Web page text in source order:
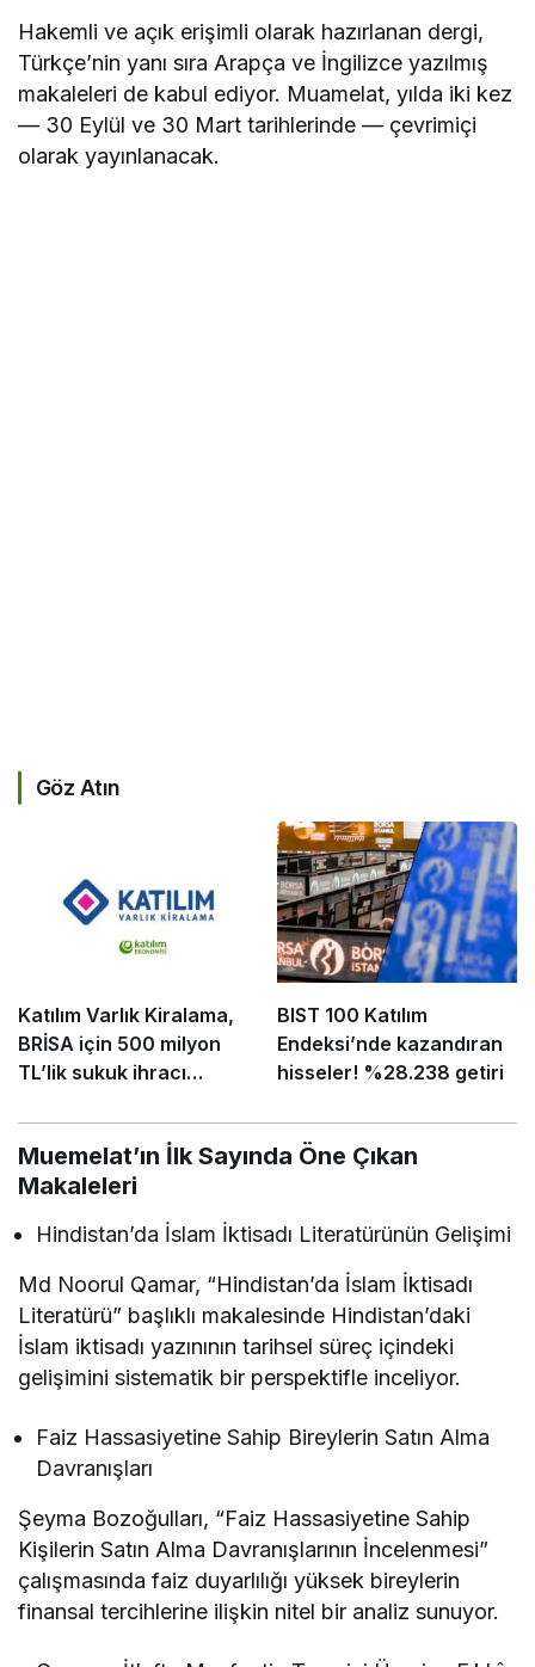
Hakemli ve açık erişimli olarak hazırlanan dergi,
Türkçe’nin yanı sıra Arapça ve İngilizce yazılmış
makaleleri de kabul ediyor. Muamelat, yılda iki kez
— 30 Eylül ve 30 Mart tarihlerinde — çevrimiçi
olarak yayınlanacak.
Göz Atın
Katılım Varlık Kiralama,
BRİSA için 500 milyon
TL’lik sukuk ihracı
BIST 100 Katılım
Endeksi’nde kazandıran
hisseler! %28.238 getiri
Muemelat’ın İlk Sayında Öne Çıkan
Makaleleri
Hindistan’da İslam İktisadı Literatürünün Gelişimi
Md Noorul Qamar, “Hindistan’da İslam İktisadı
Literatürü” başlıklı makalesinde Hindistan’daki
İslam iktisadı yazınının tarihsel süreç içindeki
gelişimini sistematik bir perspektifle inceliyor.
Faiz Hassasiyetine Sahip Bireylerin Satın Alma
Davranışları
Şeyma Bozoğulları, “Faiz Hassasiyetine Sahip
Kişilerin Satın Alma Davranışlarının İncelenmesi”
çalışmasında faiz duyarlılığı yüksek bireylerin
finansal tercihlerine ilişkin nitel bir analiz sunuyor.